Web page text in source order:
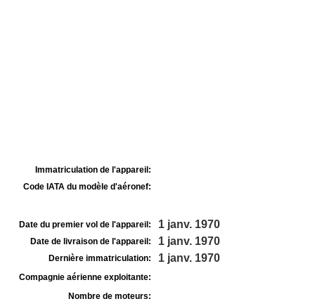
Immatriculation de l'appareil:
Code IATA du modèle d'aéronef:
Date du premier vol de l'appareil: 1 janv. 1970
Date de livraison de l'appareil: 1 janv. 1970
Dernière immatriculation: 1 janv. 1970
Compagnie aérienne exploitante:
Nombre de moteurs: